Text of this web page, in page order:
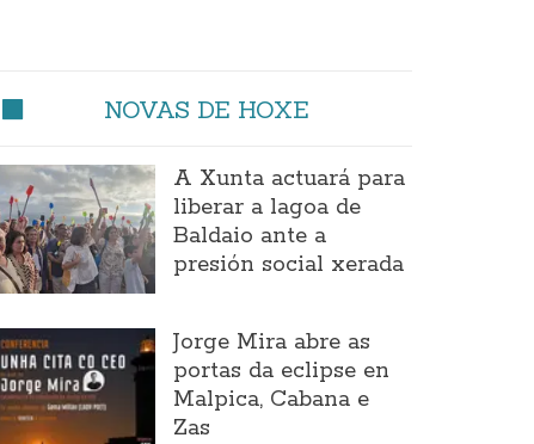
NOVAS DE HOXE
A Xunta actuará para
liberar a lagoa de
Baldaio ante a
presión social xerada
Jorge Mira abre as
portas da eclipse en
Malpica, Cabana e
Zas